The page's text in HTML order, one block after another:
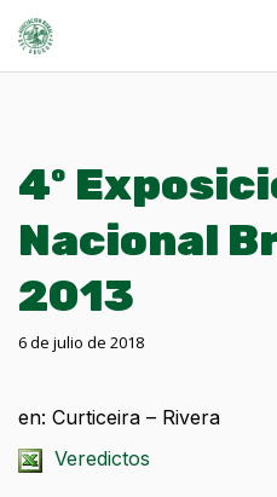
4º
Nacional
2013
6 de julio de 2018
en: Curticeira – Rivera
Veredictos